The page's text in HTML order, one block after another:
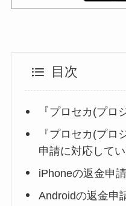
目次
『プロセカ(プロ
『プロセカ(プロ
申請に対応してい
iPhoneの返金申
Androidの返金申